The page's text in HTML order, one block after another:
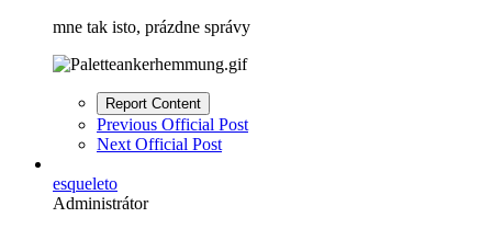
mne tak isto, prázdne správy
Report Content
Previous Official Post
Next Official Post
esqueleto
Administrátor